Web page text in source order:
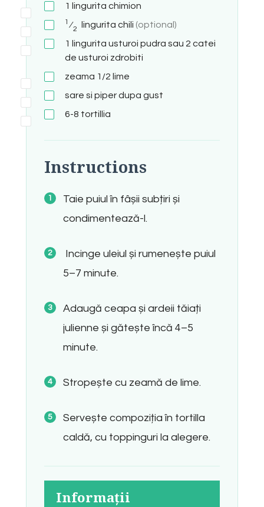
1 lingurita chimion
1 ⁄2 lingurita chili (optional)
1 lingurita usturoi pudra sau 2 catei
de usturoi zdrobiti
zeama 1/2 lime
sare si piper dupa gust
6-8 tortillia
Instructions
Taie puiul în fâșii subțiri și
condimentează-l.
Incinge uleiul și rumenește puiul
5–7 minute.
Adaugă ceapa și ardeii tăiați
julienne și gătește încă 4–5
minute.
Stropește cu zeamă de lime.
Servește compoziția în tortilla
caldă, cu toppinguri la alegere.
Informații